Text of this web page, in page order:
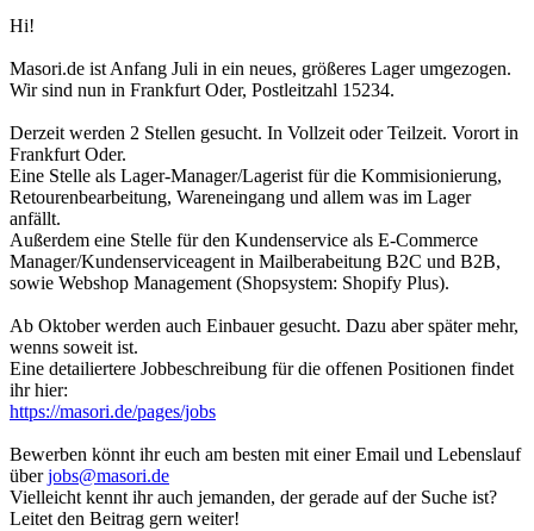
Hi!
Masori.de ist Anfang Juli in ein neues, größeres Lager umgezogen.
Wir sind nun in Frankfurt Oder, Postleitzahl 15234.
Derzeit werden 2 Stellen gesucht. In Vollzeit oder Teilzeit. Vorort in
Frankfurt Oder.
Eine Stelle als Lager-Manager/Lagerist für die Kommisionierung,
Retourenbearbeitung, Wareneingang und allem was im Lager
anfällt.
Außerdem eine Stelle für den Kundenservice als E-Commerce
Manager/Kundenserviceagent in Mailberabeitung B2C und B2B,
sowie Webshop Management (Shopsystem: Shopify Plus).
​Ab Oktober werden auch Einbauer gesucht. Dazu aber später mehr,
wenns soweit ist.
Eine detailiertere Jobbeschreibung für die offenen Positionen findet
ihr hier:
https://masori.de/pages/jobs
Bewerben könnt ihr euch am besten mit einer Email und Lebenslauf
überjobs@masori.de
Vielleicht kennt ihr auch jemanden, der gerade auf der Suche ist?
Leitet den Beitrag gern weiter!